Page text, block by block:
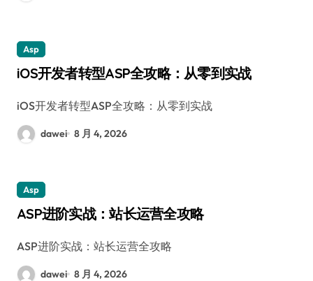
Asp
iOS开发者转型ASP全攻略：从零到实战
iOS开发者转型ASP全攻略：从零到实战
dawei 8 月 4, 2026
Asp
ASP进阶实战：站长运营全攻略
ASP进阶实战：站长运营全攻略
dawei 8 月 4, 2026